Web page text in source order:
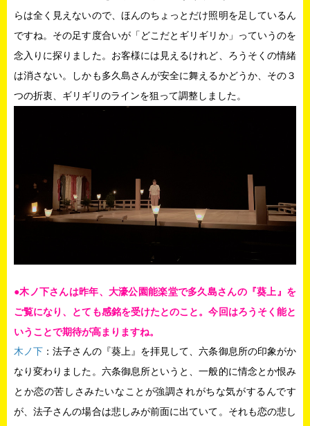
らは全く見えないので、ほんのちょっとだけ照明を足しているん
ですね。その足す度合いが「どこだとギリギリか」っていうのを
念入りに探りました。お客様には見えるけれど、ろうそくの情緒
は消さない。しかも多久島さんが安全に舞えるかどうか、その３
つの折衷、ギリギリのラインを狙って調整しました。
●木ノ下さんは昨年、大濠公園能楽堂で多久島さんの『葵上』を
ご覧になり、とても感銘を受けたとのこと。今回はろうそく能と
いうことで期待が高まりますね。
木ノ下 ：法子さんの『葵上』を拝見して、六条御息所の印象がか
なり変わりました。六条御息所というと、一般的に情念とか恨み
とか恋の苦しさみたいなことが強調されがちな気がするんです
が、法子さんの場合は悲しみが前面に出ていて。それも恋の悲し